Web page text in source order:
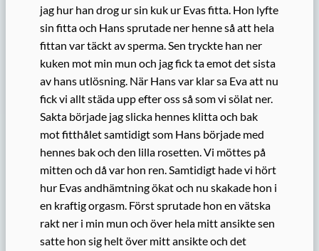
jag hur han drog ur sin kuk ur Evas fitta. Hon lyfte
sin fitta och Hans sprutade ner henne så att hela
fittan var täckt av sperma. Sen tryckte han ner
kuken mot min mun och jag fick ta emot det sista
av hans utlösning. När Hans var klar sa Eva att nu
fick vi allt städa upp efter oss så som vi sölat ner.
Sakta började jag slicka hennes klitta och bak
mot fitthålet samtidigt som Hans började med
hennes bak och den lilla rosetten. Vi möttes på
mitten och då var hon ren. Samtidigt hade vi hört
hur Evas andhämtning ökat och nu skakade hon i
en kraftig orgasm. Först sprutade hon en vätska
rakt ner i min mun och över hela mitt ansikte sen
satte hon sig helt över mitt ansikte och det